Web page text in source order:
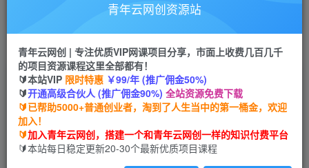
搭建同款网站，自己当老板
首页 创业课程 会员免费 正文
小红书各行业引流玩法，从养号到制作到引流等，
一条龙分享给你【揭秘】
青年云网创
2年前发布
关注 私信
青年云网创资源站
青年云网创 | 专注优质VIP网课项目分享，市面上收费几百几千
的项目资源课程这里全部都有！
🔰本站VIP 限时特惠 ￥99/年 (推广佣金50%)
🔰开通高级合伙人 (推广佣金90%) 全站资源免费下载
🔰已帮助5000+普通创业者，淘到了人生当中的第一桶金，欢迎
加入！
🔰加入青年云网创，搭建一个和青年云网创一样的知识付费平台
🔰本站每日稳定更新20-30个最新优质项目课程